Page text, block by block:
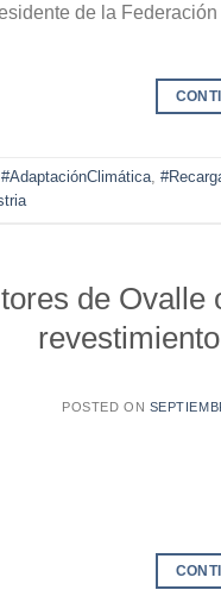
de la
#AdaptaciónClimática,
de Ovalle
POSTED ON